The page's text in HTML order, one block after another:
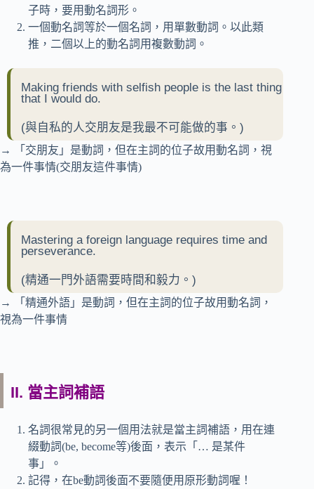
子時，要用動名詞形。
一個動名詞等於一個名詞，用單數動詞。以此類
推，二個以上的動名詞用複數動詞。
Making friends with selfish people is the last thing
that I would do.
(與自私的人交朋友是我最不可能做的事。)
→ 「交朋友」是動詞，但在主詞的位子故用動名詞，視
為一件事情(交朋友這件事情)
Mastering a foreign language requires time and
perseverance.
(精通一門外語需要時間和毅力。)
→ 「精通外語」是動詞，但在主詞的位子故用動名詞，
視為一件事情
II. 當主詞補語
名詞很常見的另一個用法就是當主詞補語，用在連
綴動詞(be, become等)後面，表示「… 是某件
事」。
記得，在be動詞後面不要隨便用原形動詞喔！